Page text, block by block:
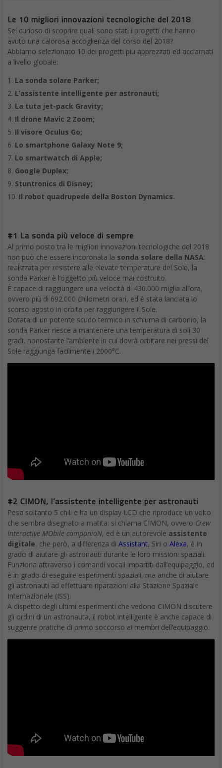
Le 10 migliori innovazioni tecnologiche del 2018
Sei curioso di scoprire quali sono stati i progetti che hanno
avuto una calorosa accoglienza del corso del 2018?
Abbiamo selezionato 10 dei progetti più apprezzati ed acclamati
a livello globale:
La sonda solare Parker;
L’assistente intelligente per astronauti;
La tuta jet-pack Gravity;
Il drone Mavic 2 Zoom;
Il visore Oculus Go;
Lo smartphone Galaxy Note 9;
Lo smartwatch di Apple;
Google Duplex;
Stuntronics di Disney;
Il robot quadrupede della Boston Dynamics.
#1 La sonda più veloce di sempre
Al primo posto tra le migliori innovazioni tecnologiche del 2018
non può che essere incoronata la sonda solare della NASA:
realizzata per resistere alle elevate temperature del Sole, la
sonda Parker è l’oggetto più veloce mai costruito.
È capace di raggiungere una velocità di 430.000 miglia all’ora,
ovvero più di 692.000 chilometri orari, ed è stata lanciata lo
scorso agosto in orbita per raggiungere il Sole.
Dotata di un potente scudo termico in schiuma di carbonio, la
sonda Parker riesce a mantenere una temperatura di soli 30
gradi, nonostante l’ambiente in cui dovrà orbitare nei pressi del
Sole raggiunga facilmente i 2000°C.
#2 CIMON, l’assistente intelligente per astronauti
Pesa soltanto 5 chili e ha un display LCD che riproduce un volto
che sembra disegnato a matita: si chiama CIMON, ovvero Crew
Interactive MObile companioN, ed è un autorevole assistente
digitale, che però, a differenza di Assistant, Siri o Alexa, è in
grado di aiutare gli astronauti durante le loro missioni spaziali.
Funziona attraverso i comandi vocali impartiti dall’equipaggio, ed
è in grado di eseguire esperimenti spaziali, ma anche di aiutare
gli astronauti ad effettuare riparazioni alla Stazione Spaziale
Internazionale (ISS).
A dispetto degli ultimi esperimenti che vedono CIMON discutere
gli ordini di un astronauta, il robot intelligente è anche capace di
suggerire pratiche di primo soccorso ai membri dell’equipaggio.